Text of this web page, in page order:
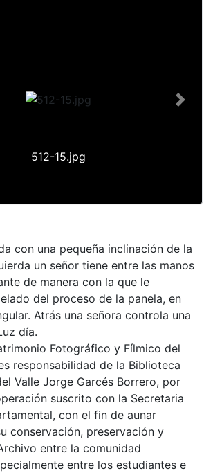
512-15.jpg
Next
con una pequeña inclinación de la
un señor tiene entre las manos
de manera con la que le
del proceso de la panela, en
Atrás una señora controla una
día.
Fotográfico y Fílmico del
responsabilidad de la Biblioteca
Valle Jorge Garcés Borrero, por
suscrito con la Secretaria
con el fin de aunar
conservación, preservación y
entre la comunidad
entre los estudiantes e